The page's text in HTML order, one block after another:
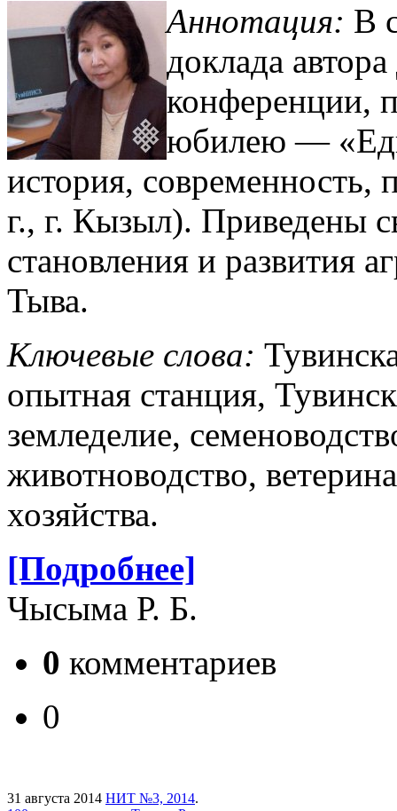
Аннотация: В
доклада
конференции,
юбилею —
история, современность,
г., г. Кызыл). Приведены
становления и развития
Тыва.
Ключевые слова:
опытная станция,
земледелие,
животноводство,
хозяйства.
[Подробнее]
Чысыма Р. Б.
0 комментариев
0
31 августа 2014 НИТ №3, 2014.